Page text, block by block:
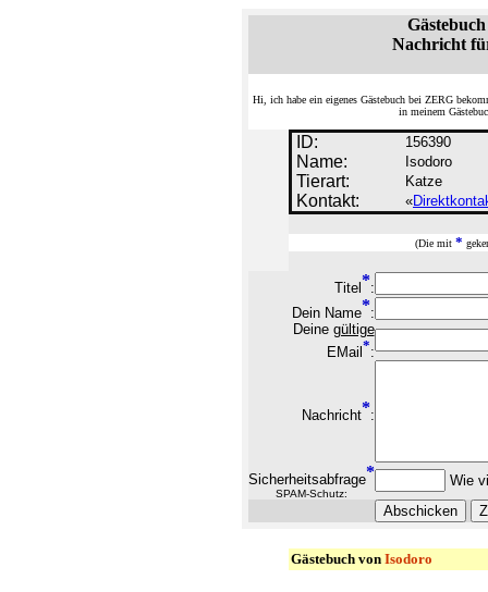
Nachricht
Hi, ich habe ein eigenes Gästebuch bei ZERG
in meinem
ID: 156390
Name: Isodoro
Tierart: Katze
Kontakt: «
(Die mit *
Titel *:
Dein Name*:
Deine gültige
EMail *:
Nachricht*:
Sicherheitsabfrage*
SPAM-Schutz:
Wie
Gästebuch von Isodoro